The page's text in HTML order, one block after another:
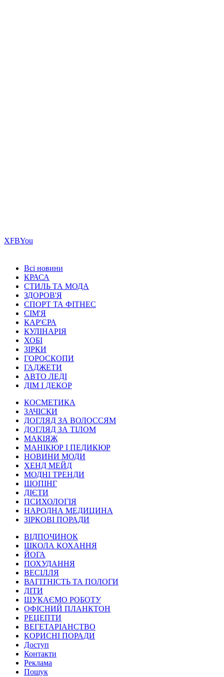
ХFBYou
Всі новини
КРАСА
СТИЛЬ ТА МОДА
ЗДОРОВ'Я
СПОРТ ТА ФІТНЕС
СІМ'Я
КАР'ЄРА
КУЛІНАРІЯ
ХОБІ
ЗІРКИ
ГОРОСКОПИ
ГАДЖЕТИ
АВТО ЛЕДІ
ДІМ І ДЕКОР
КОСМЕТИКА
ЗАЧІСКИ
ДОГЛЯД ЗА ВОЛОССЯМ
ДОГЛЯД ЗА ТІЛОМ
МАКІЯЖ
МАНІКЮР І ПЕДИКЮР
НОВИНИ МОДИ
ХЕНД МЕЙД
МОДНІ ТРЕНДИ
ШОПІНГ
ДІЄТИ
ПСИХОЛОГІЯ
НАРОДНА МЕДИЦИНА
ЗІРКОВІ ПОРАДИ
ВІДПОЧИНОК
ШКОЛА КОХАННЯ
ЙОГА
ПОХУДАННЯ
ВЕСІЛЛЯ
ВАГІТНІСТЬ ТА ПОЛОГИ
ДІТИ
ШУКАЄМО РОБОТУ
ОФІСНИЙ ПЛАНКТОН
РЕЦЕПТИ
ВЕГЕТАРІАНСТВО
КОРИСНІ ПОРАДИ
Доступ
Контакти
Реклама
Пошук